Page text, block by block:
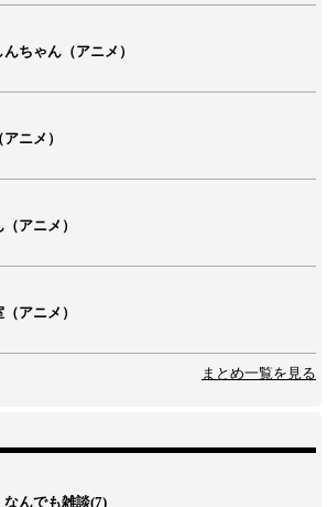
ちゃん（アニメ）
ニメ）
アニメ）
アニメ）
まとめ一覧を見る
なんでも雑談(7)